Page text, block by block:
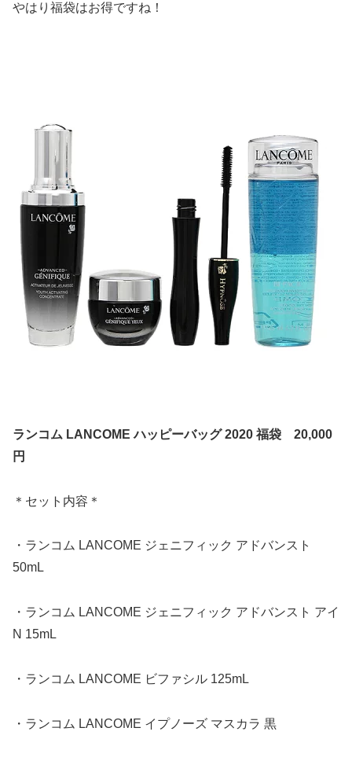
やはり福袋はお得ですね！
ランコム LANCOME ハッピーバッグ 2020 福袋 20,000
円
＊セット内容＊
・ランコム LANCOME ジェニフィック アドバンスト
50mL
・ランコム LANCOME ジェニフィック アドバンスト アイ
N 15mL
・ランコム LANCOME ビファシル 125mL
・ランコム LANCOME イプノーズ マスカラ 黒